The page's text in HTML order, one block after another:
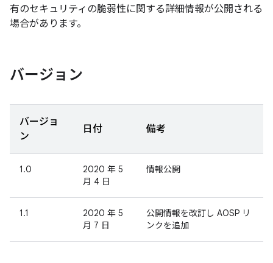
有のセキュリティの脆弱性に関する詳細情報が公開される
場合があります。
バージョン
バージョ
ン
日付 備考
1.0
2020 年 5
月 4 日
情報公開
1.1
2020 年 5
月 7 日
公開情報を改訂し AOSP リ
ンクを追加